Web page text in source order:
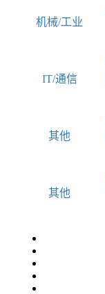
机械/工业
IT/通信
其他
其他